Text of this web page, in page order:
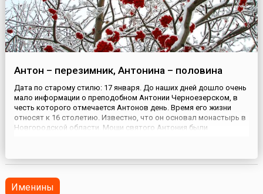
Антон – перезимник, Антонина – половина
Дата по старому стилю: 17 января. До наших дней дошло очень
мало информации о преподобном Антонии Черноезерском, в
честь которого отмечается Антонов день. Время его жизни
относят к 16 столетию. Известно, что он основал монастырь в
Новгородской области. Мощи святого Антония были
еще ...
Именины